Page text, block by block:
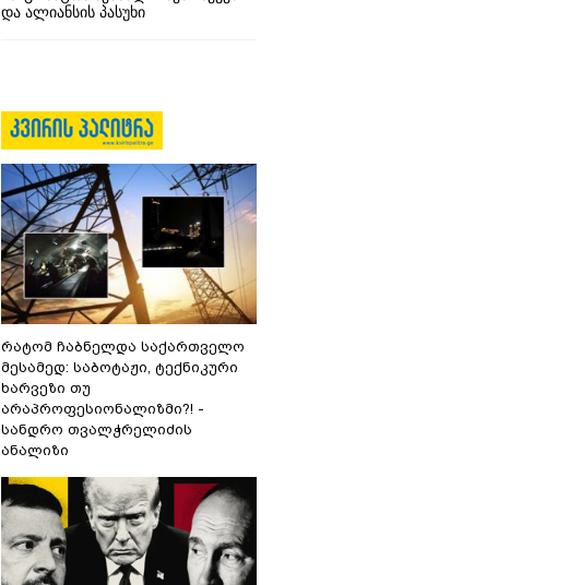
და ალიანსის პასუხი
რატომ ჩაბნელდა საქართველო
მესამედ: საბოტაჟი, ტექნიკური
ხარვეზი თუ
არაპროფესიონალიზმი?! -
სანდრო თვალჭრელიძის
ანალიზი